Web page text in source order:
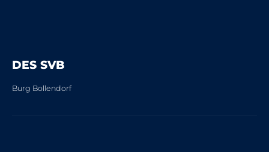
DES SVB
Burg Bollendorf